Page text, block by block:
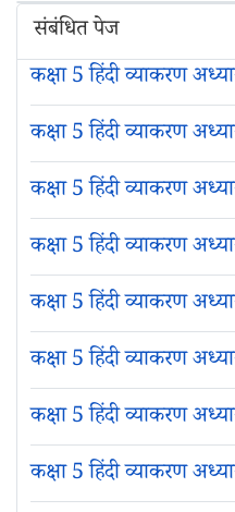
संबंधित पेज
कक्षा 5 हिंदी व्याकरण
कक्षा 5 हिंदी व्याकरण
कक्षा 5 हिंदी व्याकरण
कक्षा 5 हिंदी व्याकरण
कक्षा 5 हिंदी व्याकरण
कक्षा 5 हिंदी व्याकरण
कक्षा 5 हिंदी व्याकरण
कक्षा 5 हिंदी व्याकरण